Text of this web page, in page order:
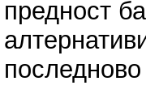
предност